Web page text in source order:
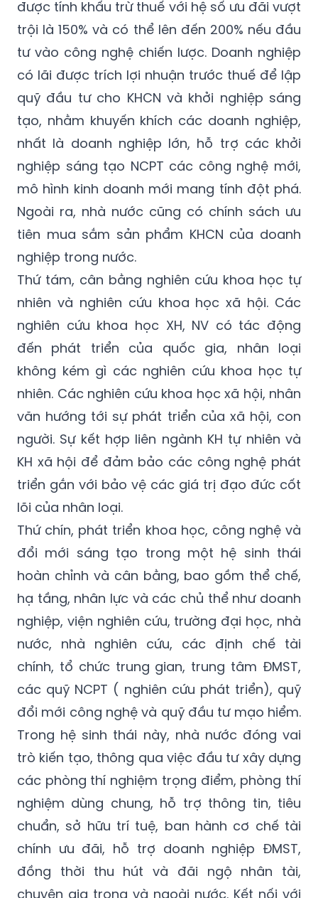
được tính khấu trừ thuế với hệ số ưu đãi vượt
trội là 150% và có thể lên đến 200% nếu đầu
tư vào công nghệ chiến lược. Doanh nghiệp
có lãi được trích lợi nhuận trước thuế để lập
quỹ đầu tư cho KHCN và khởi nghiệp sáng
tạo, nhằm khuyến khích các doanh nghiệp,
nhất là doanh nghiệp lớn, hỗ trợ các khởi
nghiệp sáng tạo NCPT các công nghệ mới,
mô hình kinh doanh mới mang tính đột phá.
Ngoài ra, nhà nước cũng có chính sách ưu
tiên mua sắm sản phẩm KHCN của doanh
nghiệp trong nước.
Thứ tám, cân bằng nghiên cứu khoa học tự
nhiên và nghiên cứu khoa học xã hội. Các
nghiên cứu khoa học XH, NV có tác động
đến phát triển của quốc gia, nhân loại
không kém gì các nghiên cứu khoa học tự
nhiên. Các nghiên cứu khoa học xã hội, nhân
văn hướng tới sự phát triển của xã hội, con
người. Sự kết hợp liên ngành KH tự nhiên và
KH xã hội để đảm bảo các công nghệ phát
triển gắn với bảo vệ các giá trị đạo đức cốt
lõi của nhân loại.
Thứ chín, phát triển khoa học, công nghệ và
đổi mới sáng tạo trong một hệ sinh thái
hoàn chỉnh và cân bằng, bao gồm thể chế,
hạ tầng, nhân lực và các chủ thể như doanh
nghiệp, viện nghiên cứu, trường đại học, nhà
nước, nhà nghiên cứu, các định chế tài
chính, tổ chức trung gian, trung tâm ĐMST,
các quỹ NCPT ( nghiên cứu phát triển), quỹ
đổi mới công nghệ và quỹ đầu tư mạo hiểm.
Trong hệ sinh thái này, nhà nước đóng vai
trò kiến tạo, thông qua việc đầu tư xây dựng
các phòng thí nghiệm trọng điểm, phòng thí
nghiệm dùng chung, hỗ trợ thông tin, tiêu
chuẩn, sở hữu trí tuệ, ban hành cơ chế tài
chính ưu đãi, hỗ trợ doanh nghiệp ĐMST,
đồng thời thu hút và đãi ngộ nhân tài,
chuyên gia trong và ngoài nước. Kết nối với